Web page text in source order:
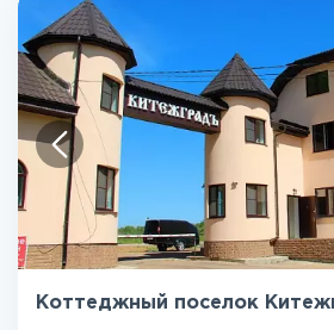
Коттеджный поселок